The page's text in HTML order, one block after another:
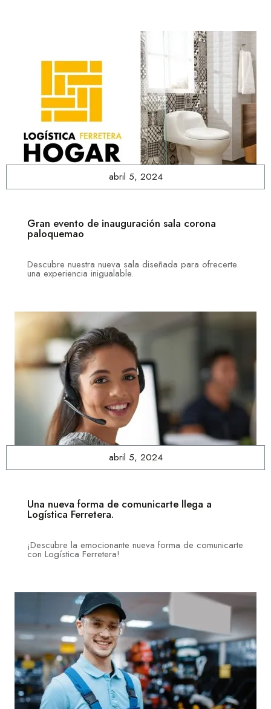
abril 5, 2024
Gran evento de inauguración sala corona
paloquemao
Descubre nuestra nueva sala diseñada para ofrecerte
una experiencia inigualable.
abril 5, 2024
Una nueva forma de comunicarte llega a
Logística Ferretera.
¡Descubre la emocionante nueva forma de comunicarte
con Logística Ferretera!